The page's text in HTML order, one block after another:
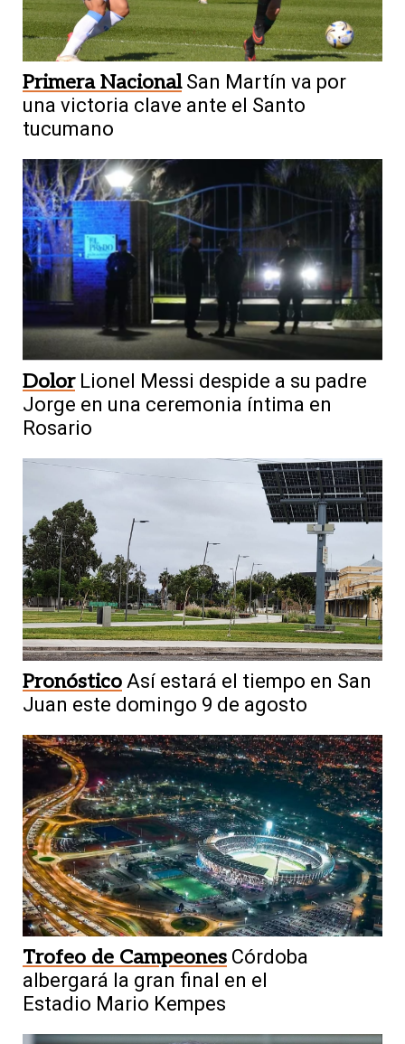
Primera Nacional San Martín va por
una victoria clave ante el Santo
tucumano
Dolor Lionel Messi despide a su padre
Jorge en una ceremonia íntima en
Rosario
Pronóstico Así estará el tiempo en San
Juan este domingo 9 de agosto
Trofeo de Campeones Córdoba
albergará la gran final en el
Estadio Mario Kempes